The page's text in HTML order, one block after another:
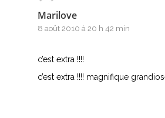
Marilove
8 août 2010 à 20 h 42 min
c’est extra !!!!
c’est extra !!!! magnifique